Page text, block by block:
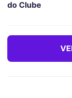
do Clube